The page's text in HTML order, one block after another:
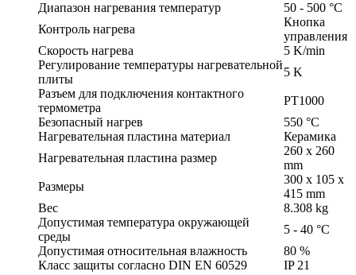
Диапазон нагревания температур
50 - 500 °C
Контроль нагрева
Кнопка
управления
Скорость нагрева
5 K/min
Регулирование температуры нагревательной
плиты
5 K
Разъем для подключения контактного
термометра
PT1000
Безопасный нагрев
550 °C
Нагревательная пластина материал
Керамика
Нагревательная пластина размер
260 x 260
mm
Размеры
300 x 105 x
415 mm
Вес
8.308 kg
Допустимая температура окружающей
среды
5 - 40 °C
Допустимая относительная влажность
80 %
Класс защиты согласно DIN EN 60529
IP 21